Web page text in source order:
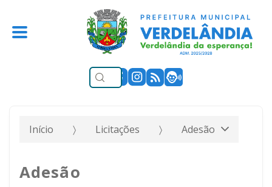
Início Licitações Adesão
Adesão